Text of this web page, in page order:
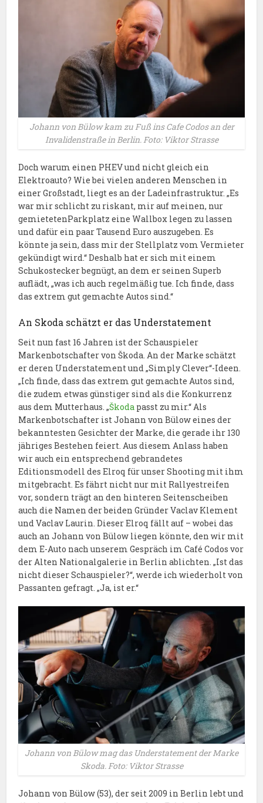
Johann von Bülow kam zu Fuß ins Cafe Codos an der
Invalidenstraße in Berlin. Foto: Viktor Strasse
Doch warum einen PHEV und nicht gleich ein
Elektroauto? Wie bei vielen anderen Menschen in
einer Großstadt, liegt es an der Ladeinfrastruktur. „Es
war mir schlicht zu riskant, mir auf meinen, nur
gemietetenParkplatz eine Wallbox legen zu lassen
und dafür ein paar Tausend Euro auszugeben. Es
könnte ja sein, dass mir der Stellplatz vom Vermieter
gekündigt wird.“ Deshalb hat er sich mit einem
Schukostecker begnügt, an dem er seinen Superb
auflädt, „was ich auch regelmäßig tue. Ich finde, dass
das extrem gut gemachte Autos sind.“
An Skoda schätzt er das Understatement
Seit nun fast 16 Jahren ist der Schauspieler
Markenbotschafter von Škoda. An der Marke schätzt
er deren Understatement und „Simply Clever“-Ideen.
„Ich finde, dass das extrem gut gemachte Autos sind,
die zudem etwas günstiger sind als die Konkurrenz
aus dem Mutterhaus. „Škoda passt zu mir.“ Als
Markenbotschafter ist Johann von Bülow eines der
bekanntesten Gesichter der Marke, die gerade ihr 130
jähriges Bestehen feiert. Aus diesem Anlass haben
wir auch ein entsprechend gebrandetes
Editionsmodell des Elroq für unser Shooting mit ihm
mitgebracht. Es fährt nicht nur mit Rallyestreifen
vor, sondern trägt an den hinteren Seitenscheiben
auch die Namen der beiden Gründer Vaclav Klement
und Vaclav Laurin. Dieser Elroq fällt auf – wobei das
auch an Johann von Bülow liegen könnte, den wir mit
dem E-Auto nach unserem Gespräch im Café Codos vor
der Alten Nationalgalerie in Berlin ablichten. „Ist das
nicht dieser Schauspieler?“, werde ich wiederholt von
Passanten gefragt. „Ja, ist er.“
Johann von Bülow mag das Understatement der Marke
Skoda. Foto: Viktor Strasse
Johann von Bülow (53), der seit 2009 in Berlin lebt und